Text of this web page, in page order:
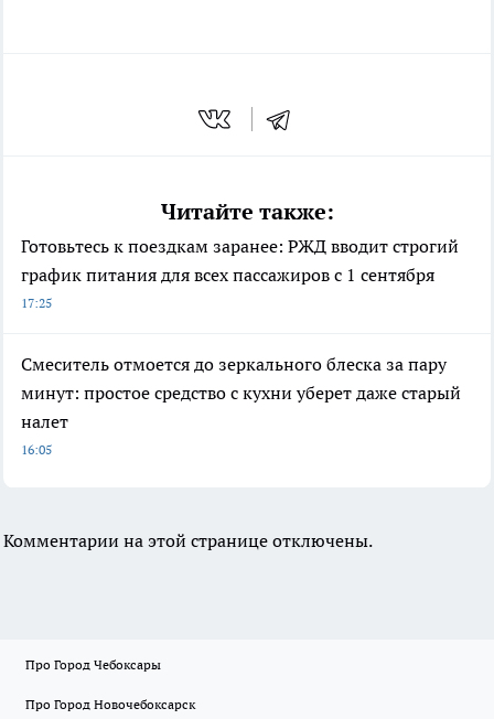
Читайте также:
Готовьтесь к поездкам заранее: РЖД вводит строгий
график питания для всех пассажиров с 1 сентября
17:25
Смеситель отмоется до зеркального блеска за пару
минут: простое средство с кухни уберет даже старый
налет
16:05
Комментарии на этой странице отключены.
Про Город Чебоксары
Про Город Новочебоксарск